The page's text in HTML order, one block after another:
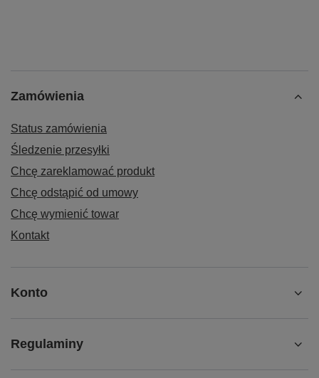
Zamówienia
Status zamówienia
Śledzenie przesyłki
Chcę zareklamować produkt
Chcę odstąpić od umowy
Chcę wymienić towar
Kontakt
Konto
Regulaminy